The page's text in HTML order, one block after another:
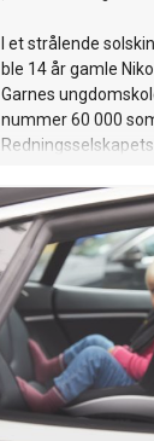
I et strålende
ble 14 år gamle
Garnes
nummer 60 000
Redningsselskapets
Trygg i vann». –
kan redde oss selv
hjelp, sier Karpinski.